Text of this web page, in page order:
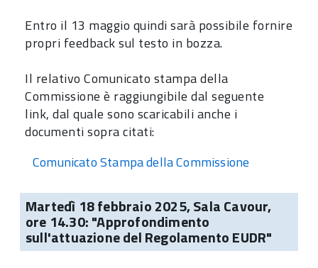
Entro il 13 maggio quindi sarà possibile fornire
propri feedback sul testo in bozza.
Il relativo Comunicato stampa della
Commissione è raggiungibile dal seguente
link, dal quale sono scaricabili anche i
documenti sopra citati:
Comunicato Stampa della Commissione
Martedì 18 febbraio 2025, Sala Cavour,
ore 14.30: "Approfondimento
sull'attuazione del Regolamento EUDR"